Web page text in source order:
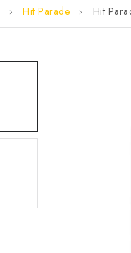
Hit Parade Hit